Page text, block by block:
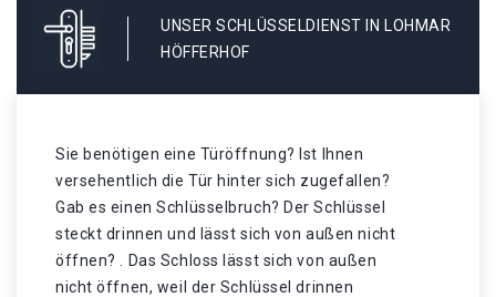
UNSER SCHLÜSSELDIENST IN LOHMAR
HÖFFERHOF
Sie benötigen eine Türöffnung? Ist Ihnen
versehentlich die Tür hinter sich zugefallen?
Gab es einen Schlüsselbruch? Der Schlüssel
steckt drinnen und lässt sich von außen nicht
öffnen? . Das Schloss lässt sich von außen
nicht öffnen, weil der Schlüssel drinnen